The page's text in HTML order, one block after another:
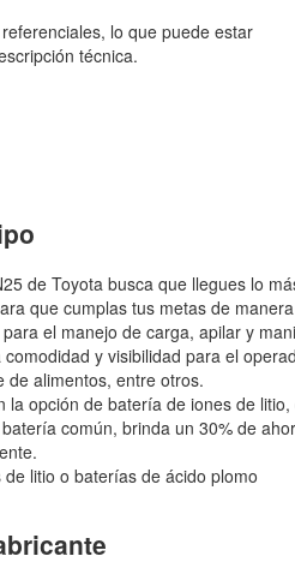
lo que puede estar
técnica.
de Toyota busca que llegues lo
que cumplas tus metas de
el manejo de carga, apilar y
y visibilidad para el
de alimentos, entre otros.
la opción de batería de iones de
común, brinda un 30% de
litio o baterías de ácido plomo